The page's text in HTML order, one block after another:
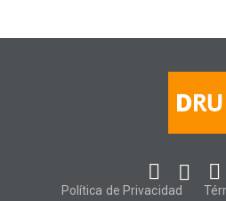
Política de Privacidad